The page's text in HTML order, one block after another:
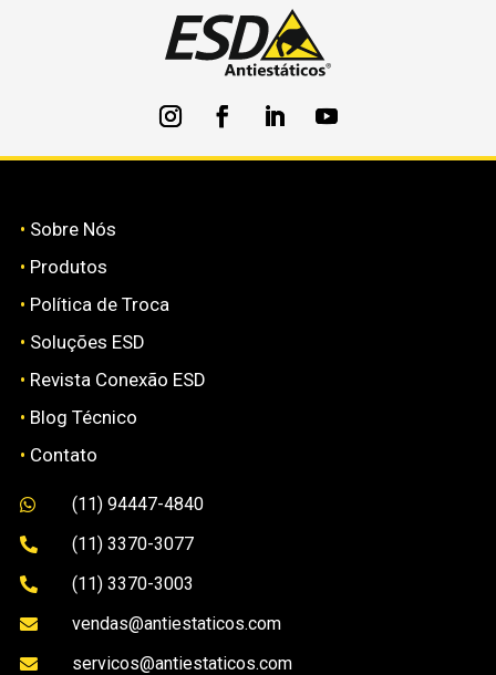
• Sobre Nós
• Produtos
• Política de Troca
• Soluções ESD
• Revista Conexão ESD
• Blog Técnico
• Contato
 (11) 94447-4840
 (11) 3370-3077
 (11) 3370-3003
 vendas@antiestaticos.com
 servicos@antiestaticos.com